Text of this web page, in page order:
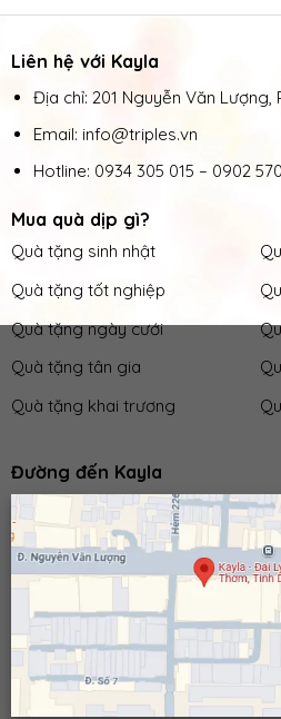
Liên hệ với Kayla
Địa chỉ: 201 Nguyễn Văn Lượng,
Email: info@triples.vn
Hotline: 0934 305 015 – 0902
Mua quà dịp gì?
Quà tặng sinh nhật
Quà tặng tốt nghiệp
Quà tặng ngày cưới
Quà tặng tân gia
Quà tặng khai trương
Đường đến Kayla